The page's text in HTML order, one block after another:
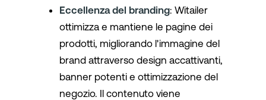
Eccellenza del branding: Witailer
ottimizza e mantiene le pagine dei
prodotti, migliorando l'immagine del
brand attraverso design accattivanti,
banner potenti e ottimizzazione del
negozio. Il contenuto viene